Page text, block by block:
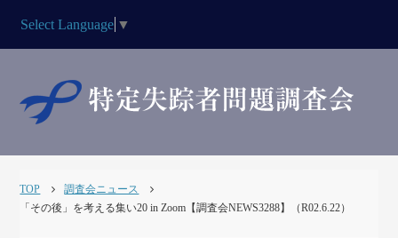
Select Language ▼
TOP
調査会ニュース
「その後」を考える集い20 in Zoom【調査会NEWS3288】（R02.6.22）